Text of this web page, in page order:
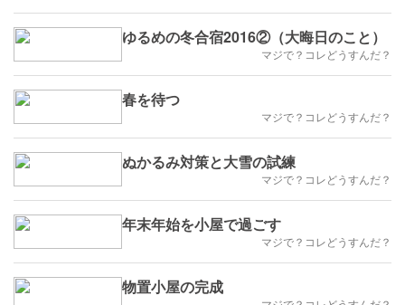
ゆるめの冬合宿2016②（大晦日のこと）
マジで？コレどうすんだ？
春を待つ
マジで？コレどうすんだ？
ぬかるみ対策と大雪の試練
マジで？コレどうすんだ？
年末年始を小屋で過ごす
マジで？コレどうすんだ？
物置小屋の完成